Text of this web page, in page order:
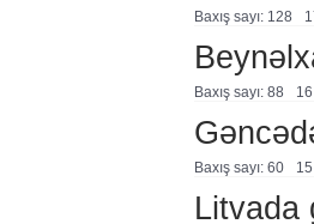
Baxış sayı: 128
Baxış sayı: 88
Baxış sayı: 60
Litvada